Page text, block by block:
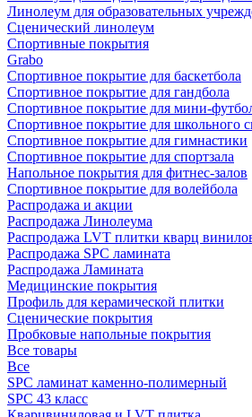
Линолеум для образовательных
Сценический линолеум
Спортивные покрытия
Grabo
Спортивное покрытие для баскетбола
Спортивное покрытие для гандбола
Спортивное покрытие для мини-
Спортивное покрытие для школьного
Спортивное покрытие для гимнастики
Спортивное покрытие для спортзала
Напольное покрытия для фитнес-залов
Спортивное покрытие для волейбола
Распродажа и акции
Распродажа Линолеума
Распродажа LVT плитки кварц
Распродажа SPC ламината
Распродажа Ламината
Медицинские покрытия
Профиль для керамической плитки
Сценические покрытия
Пробковые напольные покрытия
Все товары
Все
SPC ламинат каменно-полимерный
SPC 43 класс